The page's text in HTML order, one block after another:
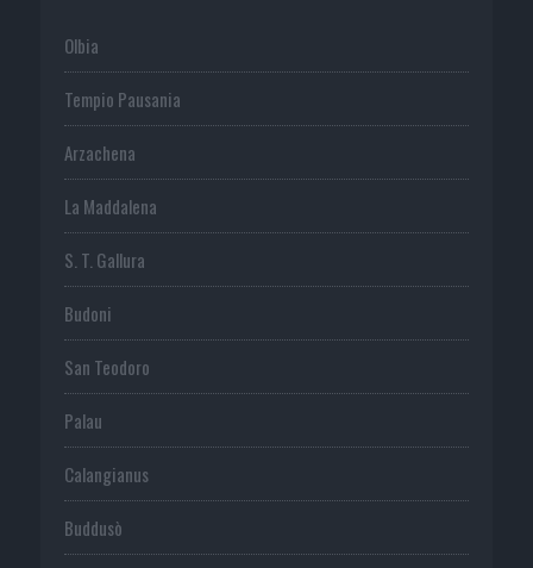
Olbia
Tempio Pausania
Arzachena
La Maddalena
S. T. Gallura
Budoni
San Teodoro
Palau
Calangianus
Buddusò